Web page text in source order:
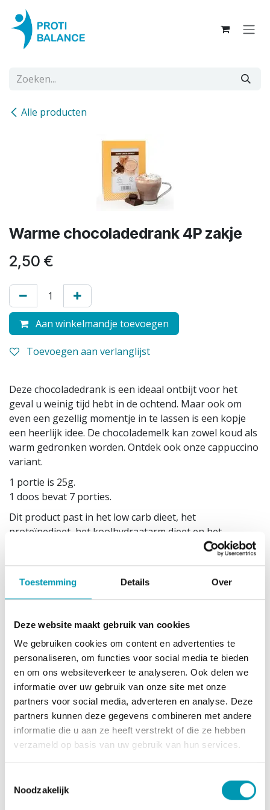
Toestemming Details Over
Deze website maakt gebruik van cookies
We gebruiken cookies om content en advertenties te
personaliseren, om functies voor social media te bieden
en om ons websiteverkeer te analyseren. Ook delen we
informatie over uw gebruik van onze site met onze
partners voor social media, adverteren en analyse. Deze
partners kunnen deze gegevens combineren met andere
informatie die u aan ze heeft verstrekt of die ze hebben
verzameld op basis van uw gebruik van hun services.
Noodzakelijk
Overslaan naar inhoud
Alle producten
Warme chocoladedrank 4P zakje
2,50 €
Aan winkelmandje toevoegen
Toevoegen aan verlanglijst
Deze chocoladedrank is een ideaal ontbijt voor het
geval u weinig tijd hebt in de ochtend. Maar ook om
even een gezellig momentje in te lassen is een kopje
een heerlijk idee. De chocolademelk kan zowel koud als
warm gedronken worden. Ontdek ook onze cappuccino
variant.
1 portie is 25g.
1 doos bevat 7 porties.
Dit product past in het low carb dieet, het
proteïnedieet, het koolhydraatarm dieet en het
eiwitdieet. Gevarieerde, evenwichtige voeding en een
Gebruiksadvies
Schenk 160 ml bij het poeder. Goed schudden tot het
opwarmen in de magnetron. Opgelet bevat zoetstoffen:
overmatig gebruik kan een laxerend effect hebben.
Koel en droog bewaren buiten direct zonlicht en buiten
bereik van jonge kinderen. Gevarieerde, evenwichtige
voeding en een gezonde levensstijl zijn belangrijk. Geen
gebruik zonder medisch advies tijdens zwangerschap,
borstvoeding of minderjarige. Plaats van herkomst EU.
Ingrediënten
xanthaangom, zoetstof: aspartaam (bron van
fenylalanine), kleurstof: karamel, vitaminen (c, B13, E,